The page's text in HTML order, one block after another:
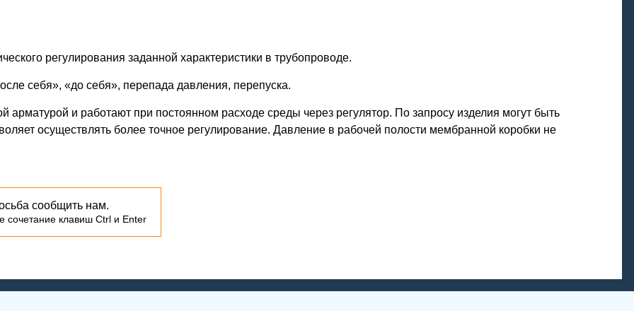
регулирования заданной характеристики в трубопроводе.
себя», «до себя», перепада давления, перепуска.
арматурой и работают при постоянном расходе среды через регулятор. По запросу изделия могут быть
осуществлять более точное регулирование. Давление в рабочей полости мембранной коробки не
сообщить нам.
сочетание клавиш Ctrl и Enter